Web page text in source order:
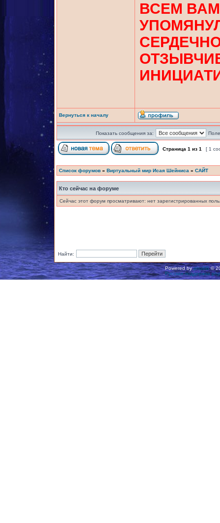
ВСЕМ
Вернуться к началу
Показать сообщения за:
Страница 1 из 1 [ 1
Список форумов » Виртуальный мир Исая Шейниса » САЙТ
Кто сейчас на форуме
Сейчас этот форум просматривают: нет зарегистрированных
Найти:
Powered byphpBB©
Русская поддержка